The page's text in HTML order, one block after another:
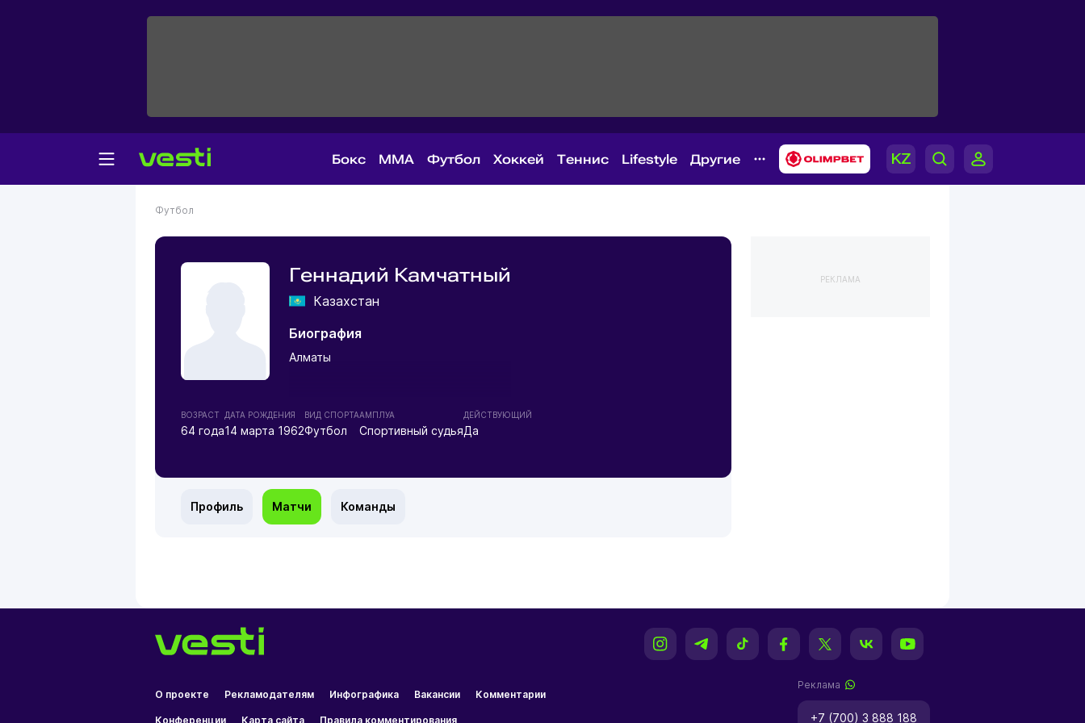
Бокс MMA Футбол Хоккей Теннис Lifestyle Другие
Футбол
Геннадий Камчатный
Казахстан
Биография
Алматы
ВОЗРАСТ
64 года
ДАТА РОЖДЕНИЯ
14 марта 1962
ВИД СПОРТА
Футбол
АМПЛУА
Спортивный судья
ДЕЙСТВУЮЩИЙ
Да
Профиль Матчи Команды
РЕКЛАМА
О проекте Рекламодателям Инфографика Вакансии Комментарии
Конференции Карта сайта Правила комментирования
Реклама
+7 (700) 3 888 188